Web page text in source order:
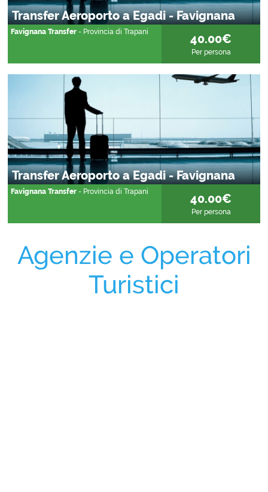
Transfer Aeroporto a Egadi - Favignana
Favignana Transfer - Provincia di Trapani 40.00€
Per persona
Transfer Aeroporto a Egadi - Favignana
Favignana Transfer - Provincia di Trapani 40.00€
Per persona
Agenzie e Operatori
Turistici